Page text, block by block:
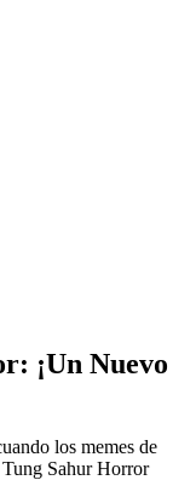
¡Un Nuevo
los memes de
Tung Sahur Horror